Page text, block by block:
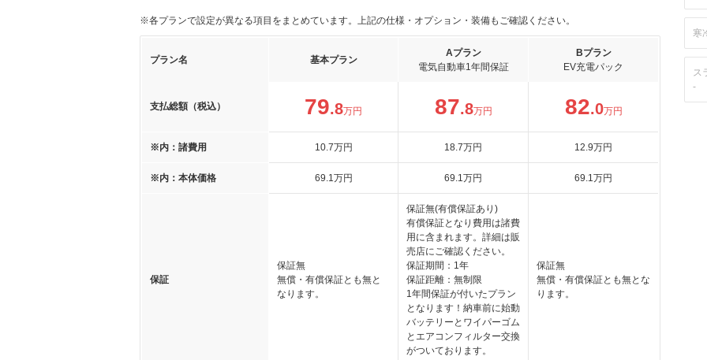
※各プランで設定が異なる項目をまとめています。上記の仕様・オプション・装備もご確認ください。
プラン名 基本プラン
Aプラン
電気自動車1年間保証
Bプラン
EV充電パック
支払総額（税込） 79.8万円 87.8万円 82.0万円
※内：諸費用 10.7万円 18.7万円 12.9万円
※内：本体価格 69.1万円 69.1万円 69.1万円
保証
保証無
無償・有償保証とも無と
なります。
保証無(有償保証あり)
有償保証となり費用は諸費
用に含まれます。詳細は販
売店にご確認ください。
保証期間：1年
保証距離：無制限
1年間保証が付いたプラン
となります！納車前に始動
バッテリーとワイパーゴム
とエアコンフィルター交換
がついております。
保証無
無償・有償保証とも無とな
ります。
寒
ス
-